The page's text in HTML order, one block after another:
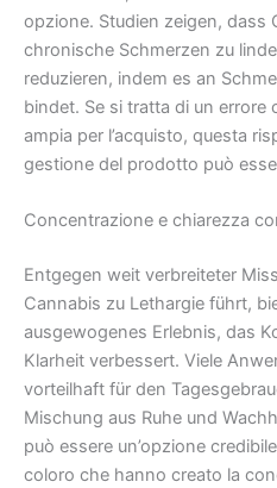
opzione. Studien zeigen, dass
chronische Schmerzen zu
reduzieren, indem es an
bindet. Se si tratta di un errore
ampia per l’acquisto, questa
gestione del prodotto può
Concentrazione e chiarezza
Entgegen weit verbreiteter
Cannabis zu Lethargie führt,
ausgewogenes Erlebnis, das
Klarheit verbessert. Viele
vorteilhaft für den
Mischung aus Ruhe und
può essere un’opzione
coloro che hanno creato la